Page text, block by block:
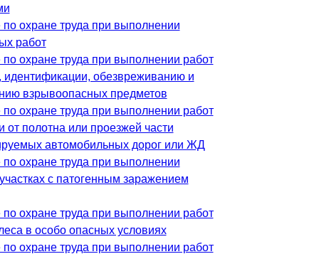
охране труда при выполнении
работ
охране труда при выполнении работ
идентификации, обезвреживанию и
взрывоопасных предметов
охране труда при выполнении работ
от полотна или проезжей части
автомобильных дорог или ЖД
охране труда при выполнении
с патогенным заражением
охране труда при выполнении работ
в особо опасных условиях
охране труда при выполнении работ